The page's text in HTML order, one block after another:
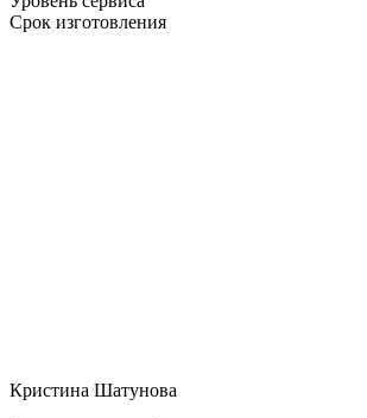
Срок изготовления
Кристина Шатунова